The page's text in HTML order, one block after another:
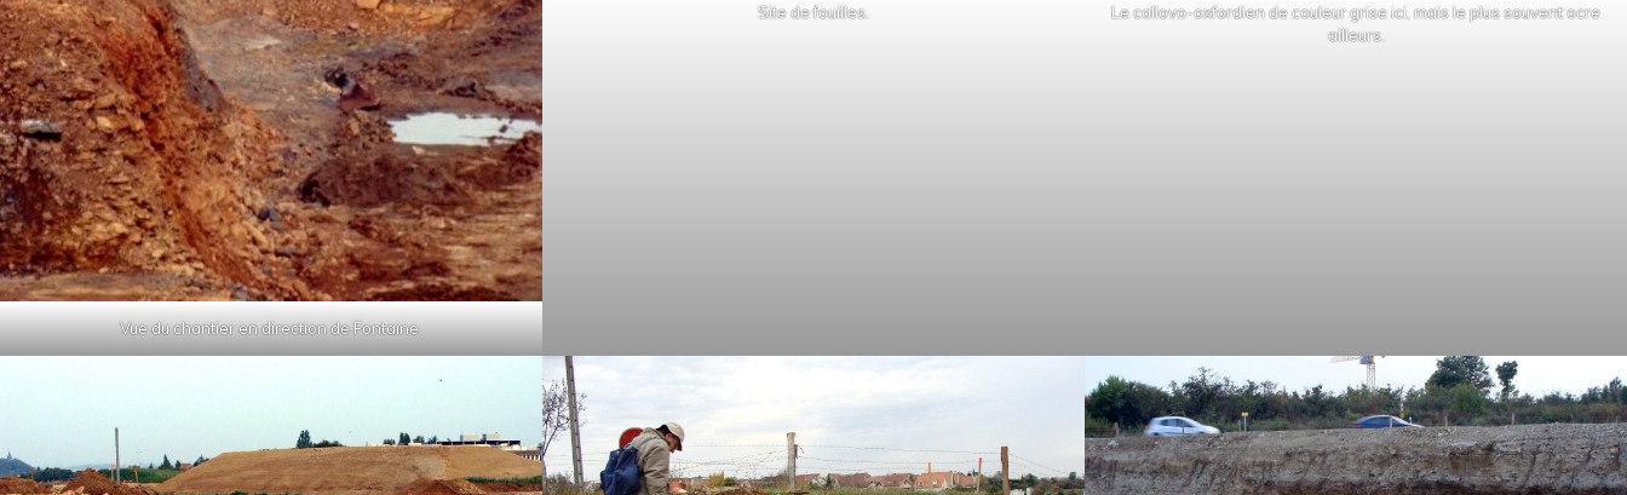
Vue du chantier en direction de Fontaine.
Site de fouilles.
Le callovo-oxfordien de couleur grise ici, mais le plus souvent ocre
ailleurs.